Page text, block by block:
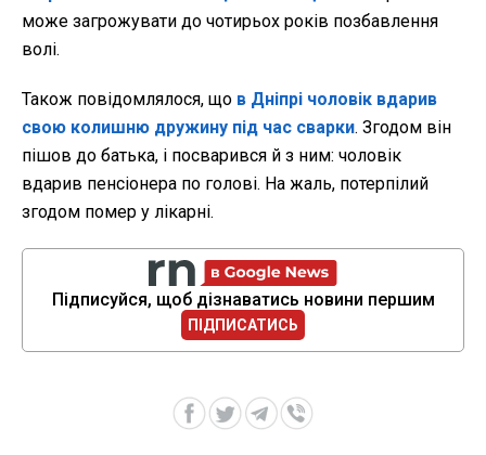
може загрожувати до чотирьох років позбавлення
волі.
Також повідомлялося, що в Дніпрі чоловік вдарив
свою колишню дружину під час сварки. Згодом він
пішов до батька, і посварився й з ним: чоловік
вдарив пенсіонера по голові. На жаль, потерпілий
згодом помер у лікарні.
Підписуйся, щоб дізнаватись новини першим
ПІДПИСАТИСЬ